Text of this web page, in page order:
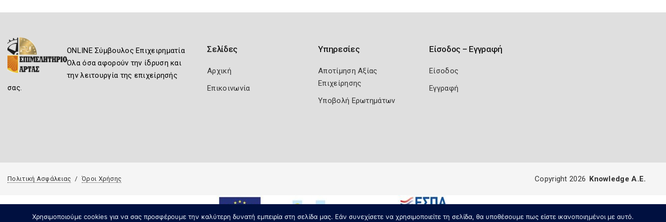
ONLINE Σύμβουλος Επιχειρηματία
Όλα όσα αφορούν την ίδρυση και
την λειτουργία της επιχείρησής
σας.
Σελίδες
Αρχική
Επικοινωνία
Υπηρεσίες
Αποτίμηση Αξίας
Επιχείρησης
Υποβολή Ερωτημάτων
Είσοδος – Εγγραφή
Είσοδος
Εγγραφή
Πολιτική Ασφάλειας Όροι Χρήσης
Χρησιμοποιούμε cookies για να σας προσφέρουμε την καλύτερη δυνατή εμπειρία στη σελίδα μας. Εάν συνεχίσετε να χρησιμοποιείτε τη σελίδα, θα υποθέσουμε πως είστε ικανοποιημένοι με αυτό.
Copyright 2026 Knowledge A.E.